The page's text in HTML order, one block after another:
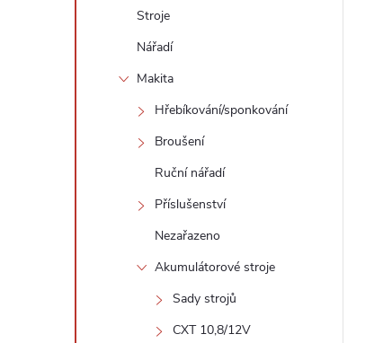
Stroje
Nářadí
Makita
Hřebíkování/sponkování
Broušení
Ruční nářadí
Příslušenství
Nezařazeno
Akumulátorové stroje
Sady strojů
CXT 10,8/12V